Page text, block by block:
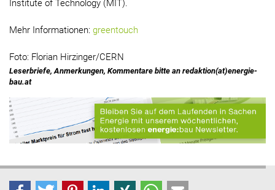
Institute of Technology (MIT).
Mehr Informationen: greentouch
Foto: Florian Hirzinger/CERN
Leserbriefe, Anmerkungen, Kommentare bitte an redaktion(at)energie-
bau.at